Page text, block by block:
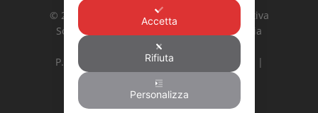
© 2026 COOPERATIVA GARIBALDI. Cooperativa
Sociale Integrata Agricola G. Garibaldi | Via
Ardeatina 524, 00179 Roma
P. Iva: 10887031002 | Hosting:
Bs Newline
|
|
Accetta
Rifiuta
Personalizza